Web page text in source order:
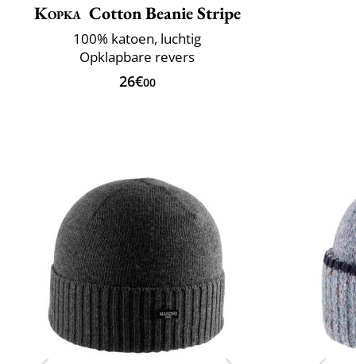
Kopka Cotton Beanie Stripe
100% katoen, luchtig
Opklapbare revers
26€00